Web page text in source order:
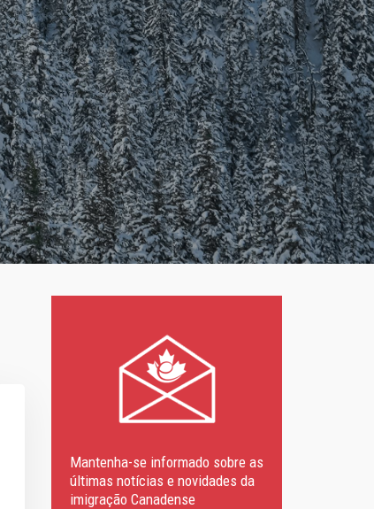
Mantenha-se informado sobre as
últimas notícias e novidades da
imigração Canadense